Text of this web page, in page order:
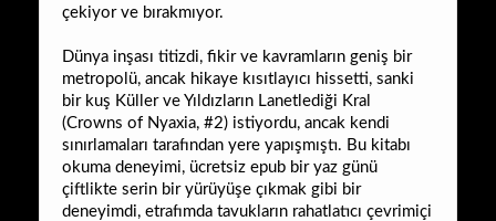
çekiyor ve bırakmıyor.
Dünya inşası titizdi, fikir ve kavramların geniş bir
metropolü, ancak hikaye kısıtlayıcı hissetti, sanki
bir kuş Küller ve Yıldızların Lanetlediği Kral
(Crowns of Nyaxia, #2) istiyordu, ancak kendi
sınırlamaları tarafından yere yapışmıştı. Bu kitabı
okuma deneyimi, ücretsiz epub bir yaz günü
çiftlikte serin bir yürüyüşe çıkmak gibi bir
deneyimdi, etrafımda tavukların rahatlatıcı çevrimiçi